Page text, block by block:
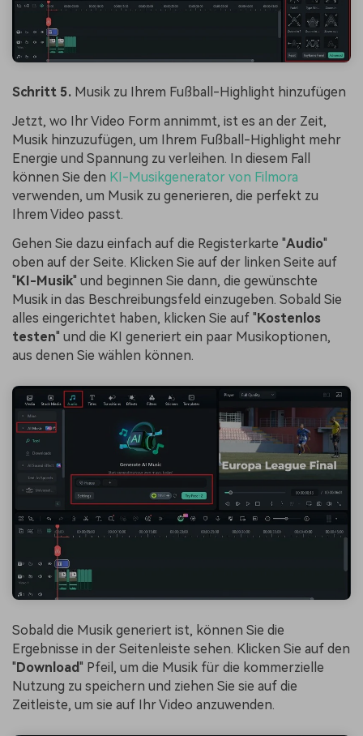
Schritt 5. Musik zu Ihrem Fußball-Highlight hinzufügen
Jetzt, wo Ihr Video Form annimmt, ist es an der Zeit,
Musik hinzuzufügen, um Ihrem Fußball-Highlight mehr
Energie und Spannung zu verleihen. In diesem Fall
können Sie den KI-Musikgenerator von Filmora
verwenden, um Musik zu generieren, die perfekt zu
Ihrem Video passt.
Gehen Sie dazu einfach auf die Registerkarte "Audio"
oben auf der Seite. Klicken Sie auf der linken Seite auf
"KI-Musik" und beginnen Sie dann, die gewünschte
Musik in das Beschreibungsfeld einzugeben. Sobald Sie
alles eingerichtet haben, klicken Sie auf "Kostenlos
testen" und die KI generiert ein paar Musikoptionen,
aus denen Sie wählen können.
Sobald die Musik generiert ist, können Sie die
Ergebnisse in der Seitenleiste sehen. Klicken Sie auf den
"Download" Pfeil, um die Musik für die kommerzielle
Nutzung zu speichern und ziehen Sie sie auf die
Zeitleiste, um sie auf Ihr Video anzuwenden.